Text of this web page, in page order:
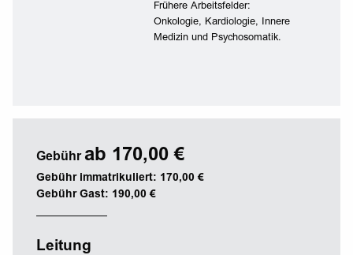
Frühere Arbeitsfelder:
Onkologie, Kardiologie, Innere
Medizin und Psychosomatik.
Gebühr ab 170,00 €
Gebühr immatrikuliert: 170,00 €
Gebühr Gast: 190,00 €
Leitung